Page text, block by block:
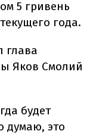
5 гривень
года.
глава
Яков Смолий
будет
думаю, это